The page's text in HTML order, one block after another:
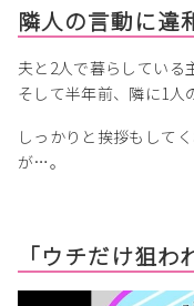
隣人の言動に違
夫と2人で暮らしている
そして半年前、隣に1人
しっかりと挨拶もして
が…。
「ウチだけ狙